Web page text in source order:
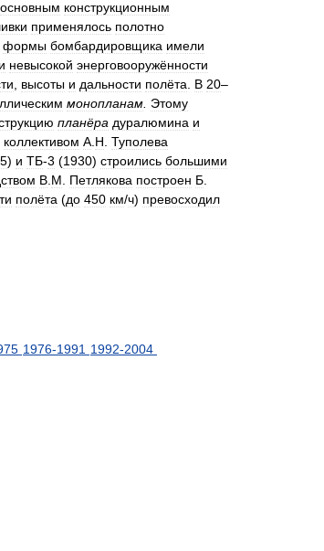
основным конструкционным
применялось полотно
формы бомбардировщика имели
невысокой энерговооружённости
высоты и дальности полёта В 20–
монопланам Этому
планёра дуралюмина и
коллективом А Н Туполева
) и ТБ-3 (1930) строились большими
В М Петлякова построен Б
полёта (до 450 км/ч) превосходил
1976-1991 1992-2004